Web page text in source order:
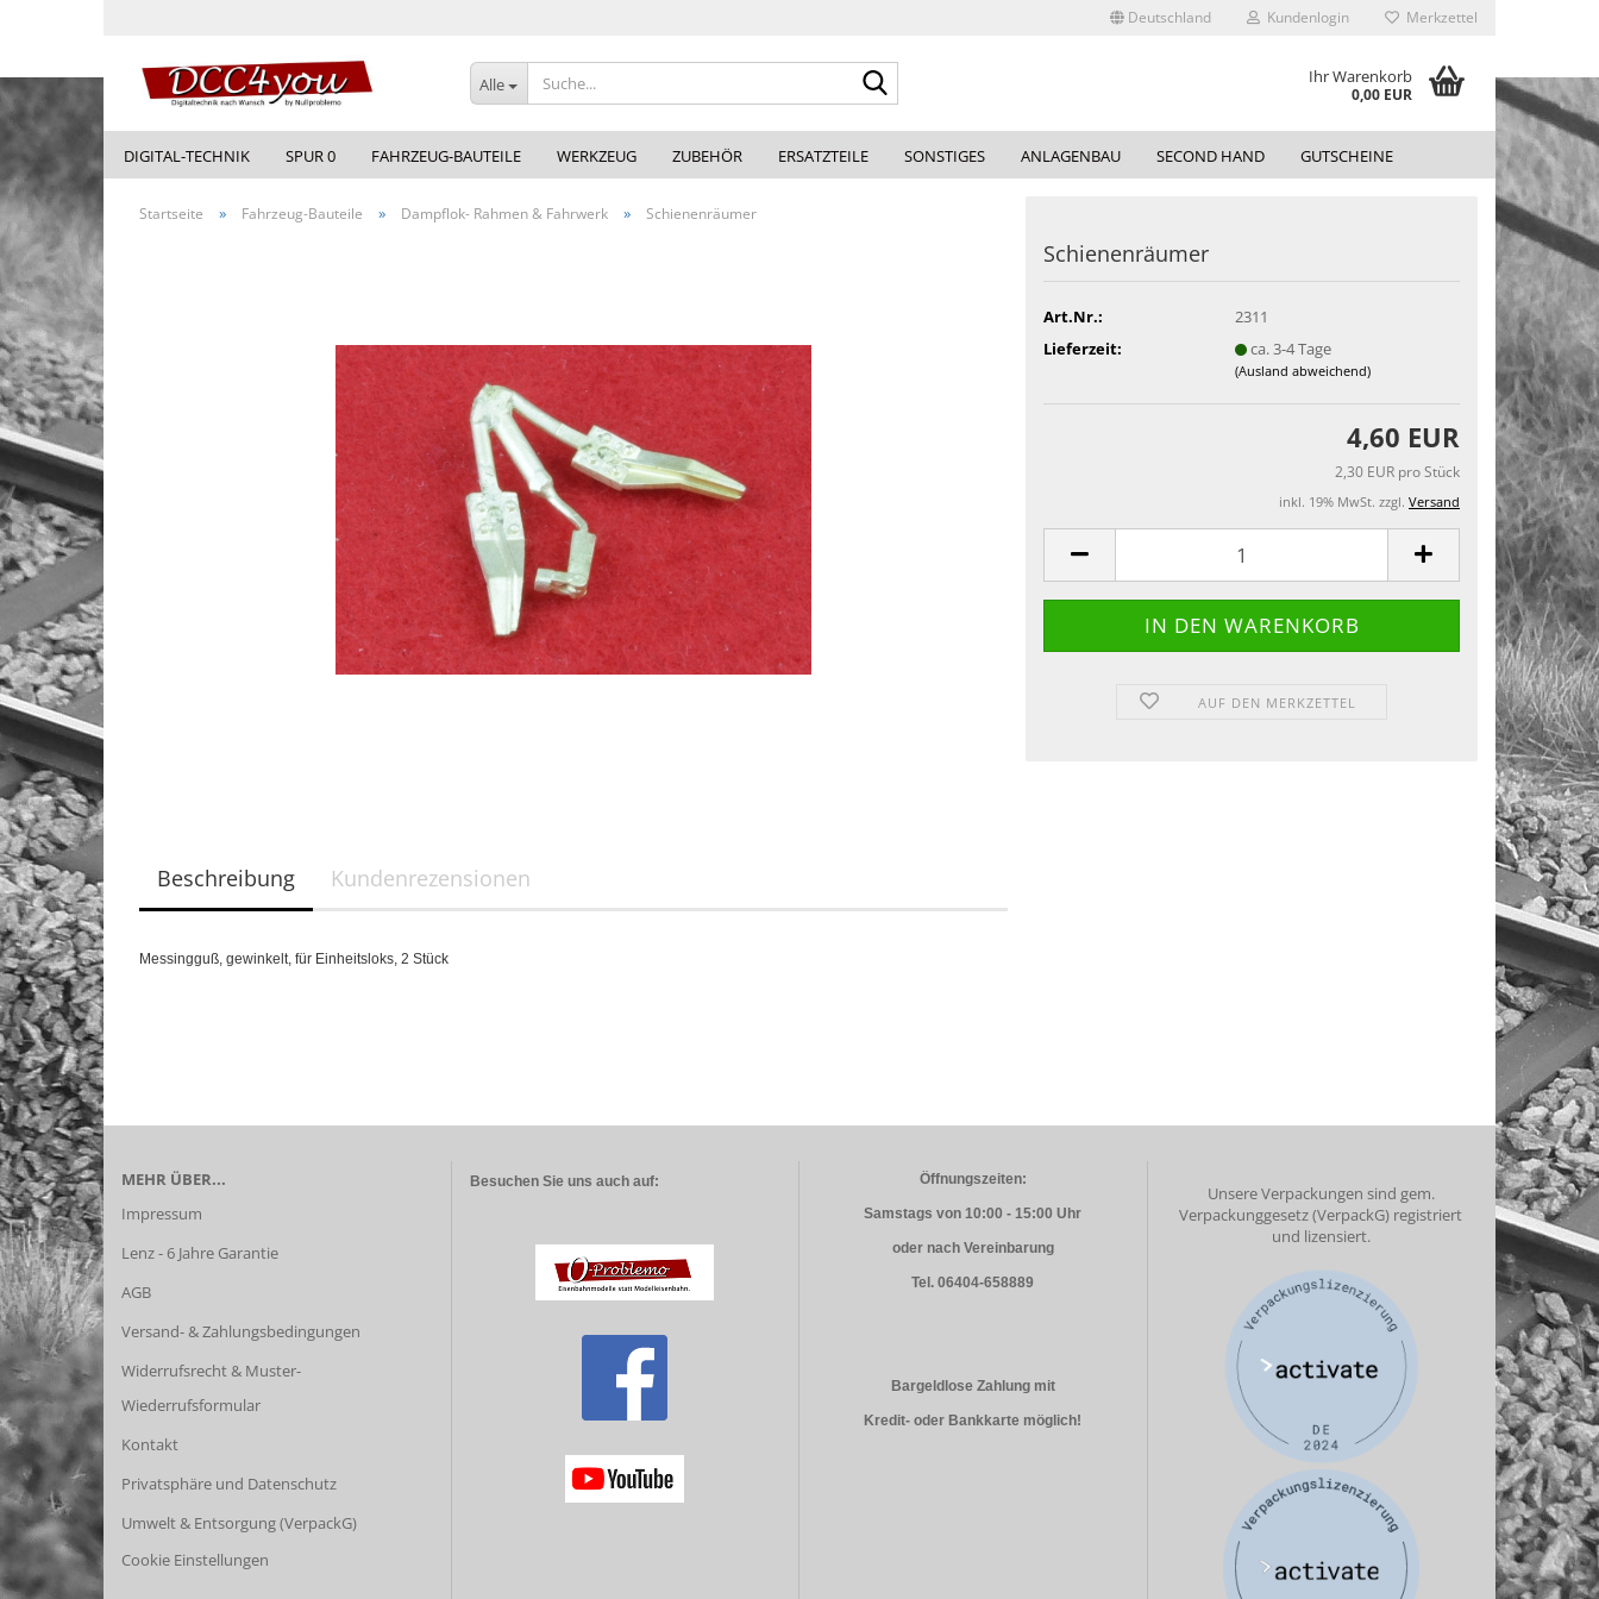
Deutschland Kundenlogin Merkzettel
Alle Ihr Warenkorb
0,00 EUR
DIGITAL-TECHNIK SPUR 0 FAHRZEUG-BAUTEILE WERKZEUG ZUBEHÖR ERSATZTEILE SONSTIGES ANLAGENBAU SECOND HAND GUTSCHEINE
Startseite » Fahrzeug-Bauteile » Dampflok- Rahmen & Fahrwerk » Schienenräumer
Schienenräumer
Art.Nr.:
2311
Lieferzeit:
ca. 3-4 Tage
(Ausland abweichend)
4,60 EUR
2,30 EUR pro Stück
inkl. 19% MwSt. zzgl. Versand
AUF DEN MERKZETTEL
Beschreibung Kundenrezensionen
Messingguß, gewinkelt, für Einheitsloks, 2 Stück
MEHR ÜBER...
Impressum
Lenz - 6 Jahre Garantie
AGB
Versand- & Zahlungsbedingungen
Widerrufsrecht & Muster-
Wiederrufsformular
Kontakt
Privatsphäre und Datenschutz
Umwelt & Entsorgung (VerpackG)
Cookie Einstellungen
Besuchen Sie uns auch auf: Öffnungszeiten:
Samstags von 10:00 - 15:00 Uhr
oder nach Vereinbarung
Tel. 06404-658889
Bargeldlose Zahlung mit
Kredit- oder Bankkarte möglich!
Unsere Verpackungen sind gem.
Verpackunggesetz (VerpackG) registriert
und lizensiert.